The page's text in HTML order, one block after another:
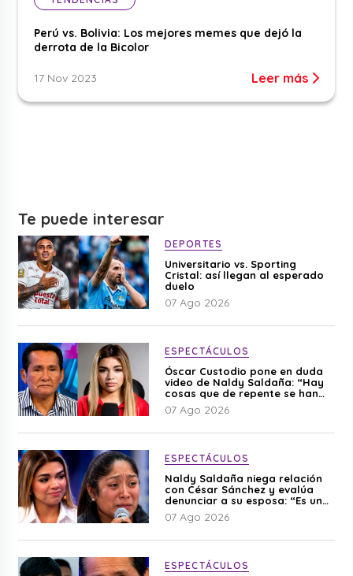
Perú vs. Bolivia: Los mejores memes que dejó la
derrota de la Bicolor
17 Nov 2023 Leer más
Te puede interesar
DEPORTES
Universitario vs. Sporting
Cristal: así llegan al esperado
duelo
07 Ago 2026
ESPECTÁCULOS
Óscar Custodio pone en duda
video de Naldy Saldaña: “Hay
cosas que de repente se han
editado”
07 Ago 2026
ESPECTÁCULOS
Naldy Saldaña niega relación
con César Sánchez y evalúa
denunciar a su esposa: “Es una
difamación”
07 Ago 2026
ESPECTÁCULOS